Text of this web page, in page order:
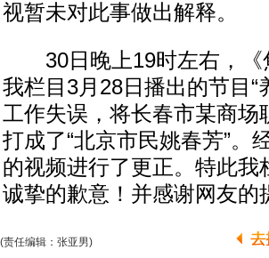
视暂未对此事做出解释。
30日晚上19时左右，《
我栏目3月28日播出的节目“
工作失误，将长春市某商
打成了“北京市民姚春芳”。
的视频进行了更正。特此
诚挚的歉意！并感谢网友
(责任编辑：张亚男)